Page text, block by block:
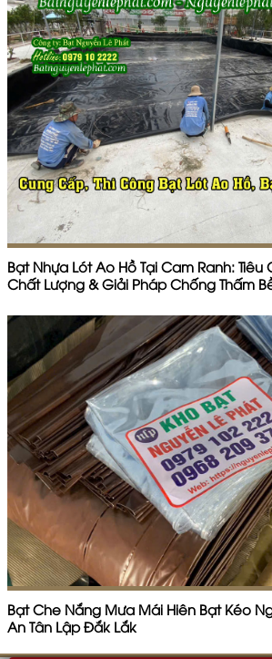
Bạt Nhựa Lót Ao Hồ Tại Cam Ranh: Tiêu
Chất Lượng & Giải Pháp Chống Thấm
Bạt Che Nắng Mưa Mái Hiên Bạt Kéo
An Tân Lập Đắk Lắk